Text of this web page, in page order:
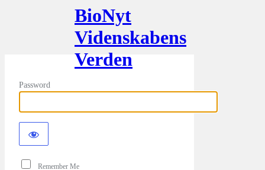
BioNyt
Videnskabens
Verden
Password
Remember Me